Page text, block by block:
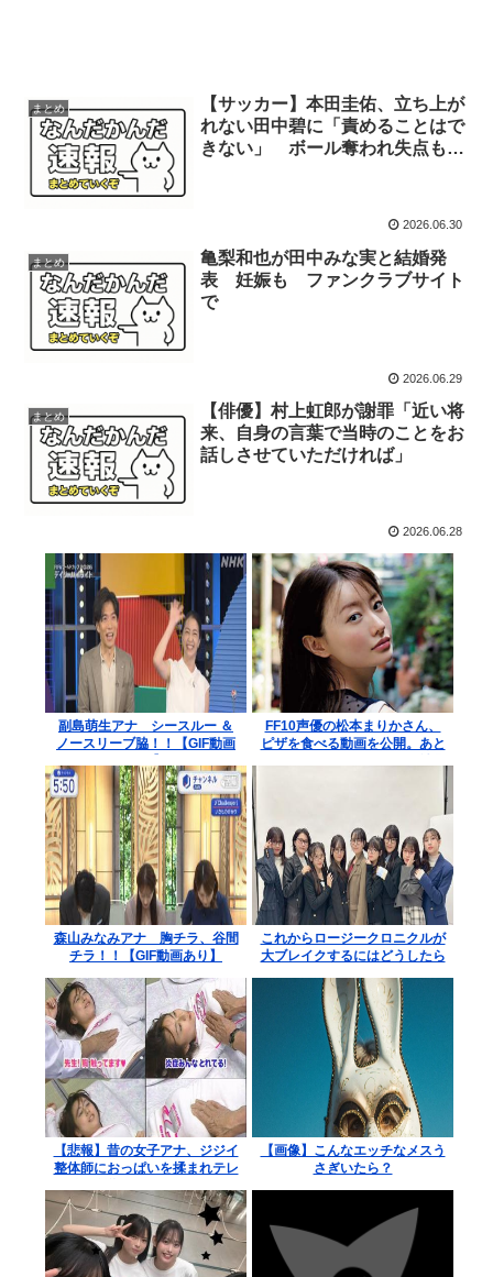
まとめ
【サッカー】本田圭佑、立ち上が
れない田中碧に「責めることはで
きない」 ボール奪われ失点も
2026.06.30
まとめ
亀梨和也が田中みな実と結婚発
表 妊娠も ファンクラブサイト
で
2026.06.29
まとめ
【俳優】村上虹郎が謝罪「近い将
来、自身の言葉で当時のことをお
話しさせていただければ」
2026.06.28
副島萌生アナ シースルー ＆
ノースリーブ脇！！【GIF動画
FF10声優の松本まりかさん、
ピザを食べる動画を公開。あと
森山みなみアナ 胸チラ、谷間
チラ！！【GIF動画あり】
これからロージークロニクルが
大ブレイクするにはどうしたら
【悲報】昔の女子アナ、ジジイ
整体師におっぱいを揉まれテレ
【画像】こんなエッチなメスう
さぎいたら？